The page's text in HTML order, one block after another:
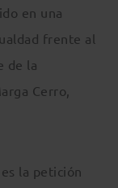
en una
frente al
de la
Cerro,
la petición